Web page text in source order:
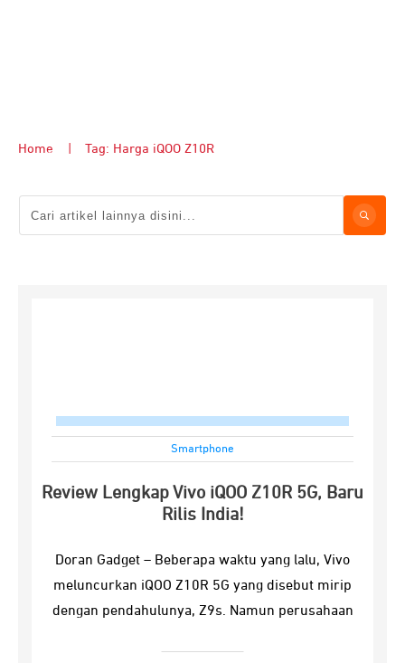
Home Tag: Harga iQOO Z10R
Smartphone
Review Lengkap Vivo iQOO Z10R 5G, Baru
Rilis India!
Doran Gadget – Beberapa waktu yang lalu, Vivo
meluncurkan iQOO Z10R 5G yang disebut mirip
dengan pendahulunya, Z9s. Namun perusahaan